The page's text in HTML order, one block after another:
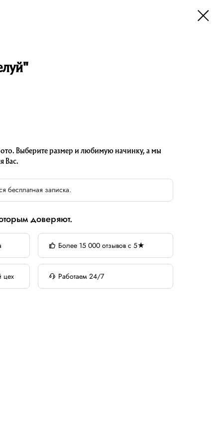
Выберите размер и любимую начинку, а мы
Вас.
бесплатная записка.
доверяют.
Более 15 000 отзывов с 5★
цех Работаем 24/7